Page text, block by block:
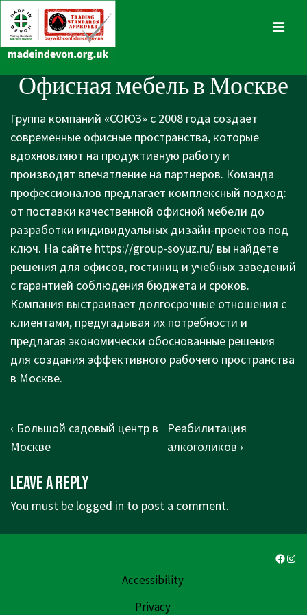
Skip
to
Content
Main
Navigation
Офисная мебель в Москве
Группа компаний «СОЮЗ» с 2008 года создает
современные офисные пространства, которые
вдохновляют на продуктивную работу и
производят впечатление на партнеров. Команда
профессионалов предлагает комплексный подход:
от поставки качественной офисной мебели до
разработки индивидуальных дизайн-проектов под
ключ. На сайте https://group-soyuz.ru/ вы найдете
решения для офисов, гостиниц и учебных заведений
с гарантией соблюдения бюджета и сроков.
Компания выстраивает долгосрочные отношения с
клиентами, предугадывая их потребности и
предлагая экономически обоснованные решения
для создания эффективного рабочего пространства
в Москве.
Post
navigation
Previous
Post
‹ Большой садовый центр в
Москве
Next
Post
Реабилитация
алкоголиков ›
Leave a Reply
You must be logged in to post a comment.
Accessibility
Privacy